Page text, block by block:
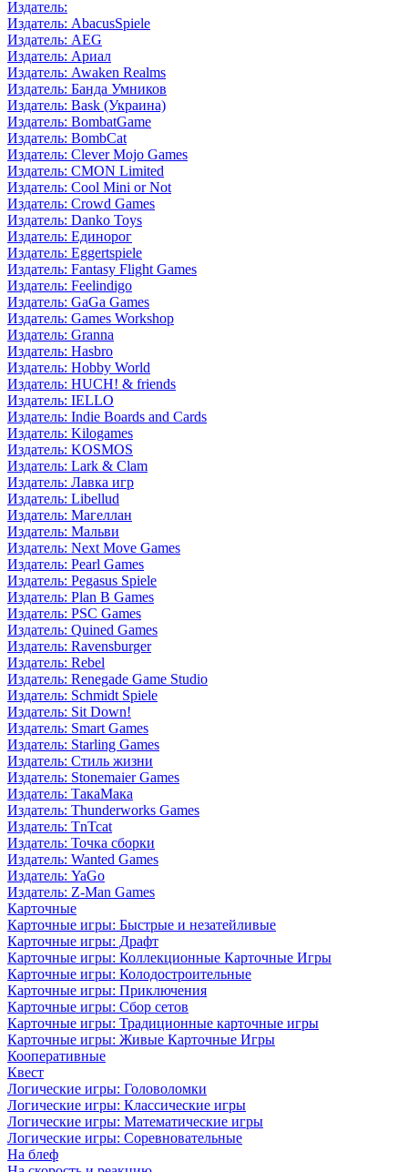
Издатель:
Издатель: AbacusSpiele
Издатель: AEG
Издатель: Ариал
Издатель: Awaken Realms
Издатель: Банда Умников
Издатель: Bask (Украина)
Издатель: BombatGame
Издатель: BombCat
Издатель: Clever Mojo Games
Издатель: CMON Limited
Издатель: Cool Mini or Not
Издатель: Crowd Games
Издатель: Danko Toys
Издатель: Единорог
Издатель: Eggertspiele
Издатель: Fantasy Flight Games
Издатель: Feelindigo
Издатель: GaGa Games
Издатель: Games Workshop
Издатель: Granna
Издатель: Hasbro
Издатель: Hobby World
Издатель: HUCH! & friends
Издатель: IELLO
Издатель: Indie Boards and Cards
Издатель: Kilogames
Издатель: KOSMOS
Издатель: Lark & Clam
Издатель: Лавка игр
Издатель: Libellud
Издатель: Магеллан
Издатель: Мальви
Издатель: Next Move Games
Издатель: Pearl Games
Издатель: Pegasus Spiele
Издатель: Plan B Games
Издатель: PSC Games
Издатель: Quined Games
Издатель: Ravensburger
Издатель: Rebel
Издатель: Renegade Game Studio
Издатель: Schmidt Spiele
Издатель: Sit Down!
Издатель: Smart Games
Издатель: Starling Games
Издатель: Стиль жизни
Издатель: Stonemaier Games
Издатель: ТакаМака
Издатель: Thunderworks Games
Издатель: TnTcat
Издатель: Точка сборки
Издатель: Wanted Games
Издатель: YaGo
Издатель: Z-Man Games
Карточные
Карточные игры: Быстрые и незатейливые
Карточные игры: Драфт
Карточные игры: Коллекционные Карточные Игры
Карточные игры: Колодостроительные
Карточные игры: Приключения
Карточные игры: Сбор сетов
Карточные игры: Традиционные карточные игры
Карточные игры: Живые Карточные Игры
Кооперативные
Квест
Логические игры: Головоломки
Логические игры: Классические игры
Логические игры: Математические игры
Логические игры: Соревновательные
На блеф